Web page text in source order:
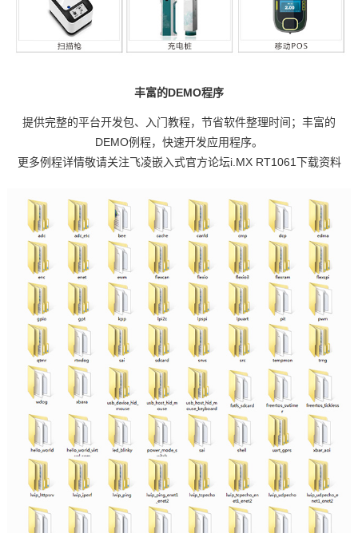
丰富的DEMO程序
提供完整的平台开发包、入门教程，节省软件整理时间；丰富的
DEMO例程，快速开发应用程序。
更多例程详情敬请关注飞凌嵌入式官方论坛i.MX RT1061下载资料